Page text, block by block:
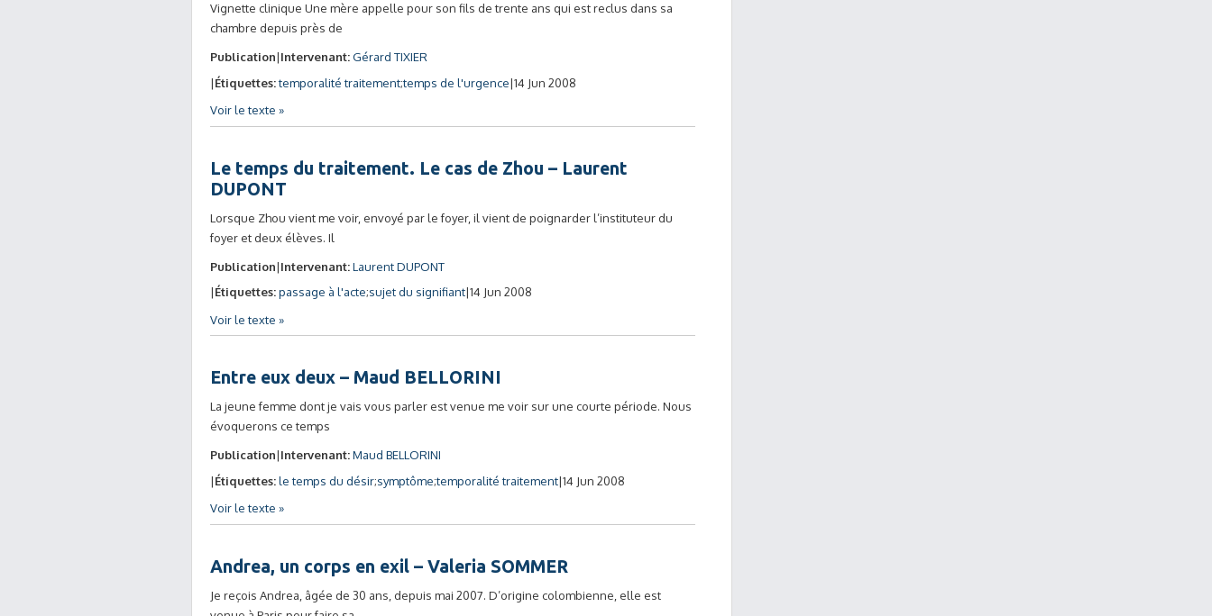
Vignette clinique Une mère appelle pour son fils de trente ans qui est reclus dans sa
chambre depuis près de
Publication Intervenant:Gérard TIXIER
Étiquettes:temporalité traitementtemps de l'urgence 14 Jun 2008
Voir le texte »
Le temps du traitement. Le cas de Zhou – Laurent
DUPONT
Lorsque Zhou vient me voir, envoyé par le foyer, il vient de poignarder l’instituteur du
foyer et deux élèves. Il
Publication Intervenant:Laurent DUPONT
Étiquettes:passage à l'acte sujet du signifiant 14 Jun 2008
Voir le texte »
Entre eux deux – Maud BELLORINI
La jeune femme dont je vais vous parler est venue me voir sur une courte période. Nous
évoquerons ce temps
Publication Intervenant:Maud BELLORINI
Étiquettes:le temps du désir symptôme temporalité traitement 14 Jun 2008
Voir le texte »
Andrea, un corps en exil – Valeria SOMMER
Je reçois Andrea, âgée de 30 ans, depuis mai 2007. D’origine colombienne, elle est